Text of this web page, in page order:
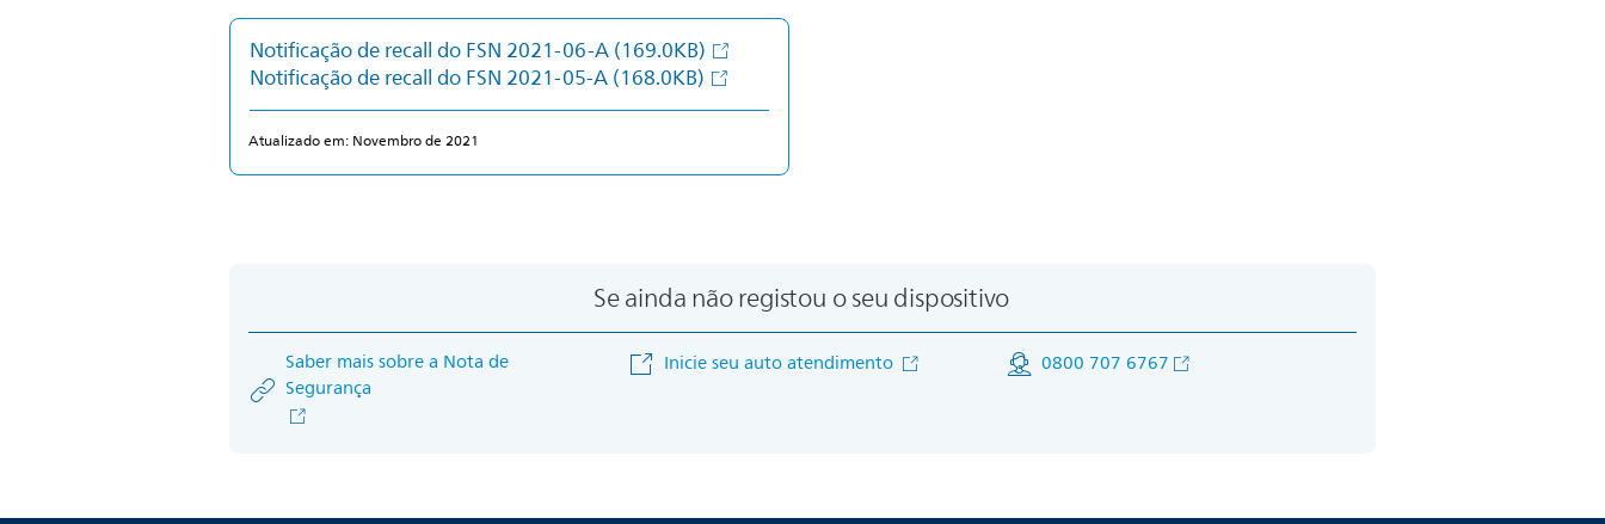
Notificação de recall do FSN 2021-06-A(169.0KB)
Notificação de recall do FSN 2021-05-A(168.0KB)
Atualizado em: Novembro de 2021
Se ainda não registou o seu dispositivo
Saber mais sobre a Nota de
Segurança
Inicie seu auto atendimento 0800 707 6767